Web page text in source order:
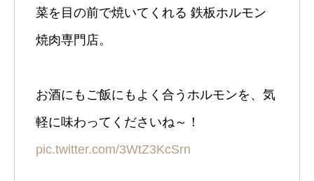
菜を目の前で焼いてくれる 鉄板ホルモン
焼肉専門店。
お酒にもご飯にもよく合うホルモンを、気
軽に味わってくださいね～！
pic.twitter.com/3WtZ3KcSrn